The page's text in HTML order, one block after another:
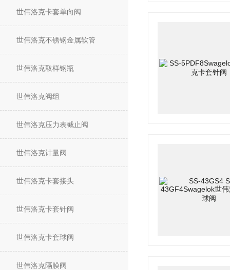
世伟洛克卡套单向阀
世伟洛克不锈钢金属软管
世伟洛克取样钢瓶
世伟洛克阀组
世伟洛克压力表截止阀
世伟洛克计量阀
世伟洛克卡套接头
世伟洛克卡套针阀
世伟洛克卡套球阀
世伟洛克隔膜阀